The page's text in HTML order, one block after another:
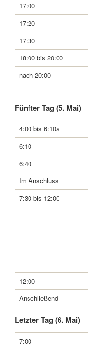
17:00
17:20
17:30
18:00 bis 20:00
nach 20:00
Fünfter Tag (5. Mai)
4:00 bis 6:10a
6:10
6:40
Im Anschluss
7:30 bis 12:00
12:00
Anschließend
Letzter Tag (6. Mai)
7:00